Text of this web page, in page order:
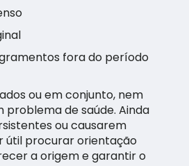
fora do período
ou em conjunto, nem
problema de saúde. Ainda
ou causarem
útil procurar orientação
a origem e garantir o